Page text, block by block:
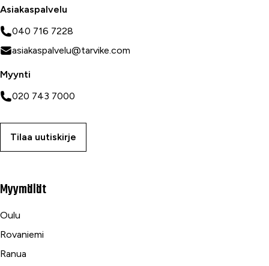
Asiakaspalvelu
040 716 7228
asiakaspalvelu@tarvike.com
Myynti
020 743 7000
Tilaa uutiskirje
Myymälät
Oulu
Rovaniemi
Ranua